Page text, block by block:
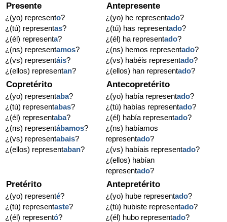
Presente
¿(yo) represento?
¿(tú) representas?
¿(él) representa?
¿(ns) representamos?
¿(vs) representáis?
¿(ellos) representan?
Antepresente
¿(yo) he representado?
¿(tú) has representado?
¿(él) ha representado?
¿(ns) hemos representado?
¿(vs) habéis representado?
¿(ellos) han representado?
Copretérito
¿(yo) representaba?
¿(tú) representabas?
¿(él) representaba?
¿(ns) representábamos?
¿(vs) representabais?
¿(ellos) representaban?
Antecopretérito
¿(yo) había representado?
¿(tú) habías representado?
¿(él) había representado?
¿(ns) habíamos
representado?
¿(vs) habíais representado?
¿(ellos) habían
representado?
Pretérito
¿(yo) representé?
¿(tú) representaste?
¿(él) representó?
Antepretérito
¿(yo) hube representado?
¿(tú) hubiste representado?
¿(él) hubo representado?